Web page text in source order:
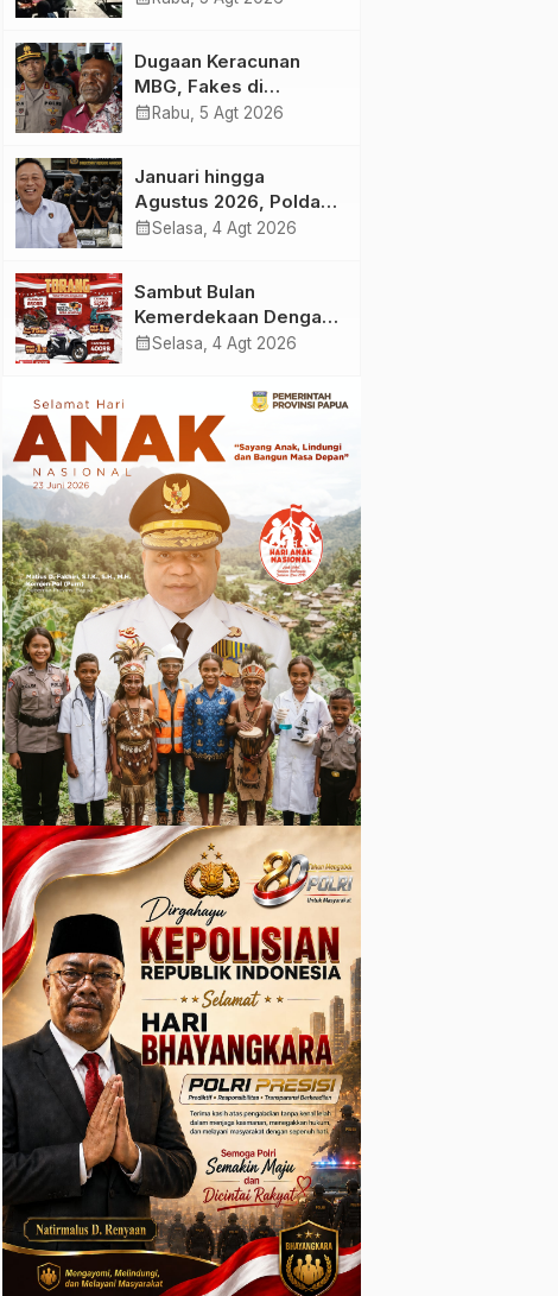
Keracunan MBG di
Depapre
Dugaan Keracunan
MBG, Fakes di
Kabupaten Jayapura
calendar_month Rabu, 5 Agt 2026
Januari hingga
Agustus 2026, Polda
Papua Berhasil Ungkap
calendar_monthSelasa, 4 Agt 2026
Sambut Bulan
Kemerdekaan Dengan
Promo ‘TORANG’ dari
calendar_monthSelasa, 4 Agt 2026